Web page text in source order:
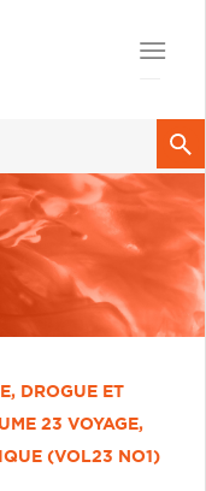
DROGUE ET
23 VOYAGE,
(VOL23 NO1)